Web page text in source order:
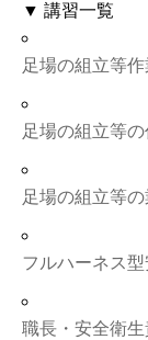
▼ 講習一覧
足場の組立等
足場の組立等
足場の組立等
フルハーネス
職長・安全衛